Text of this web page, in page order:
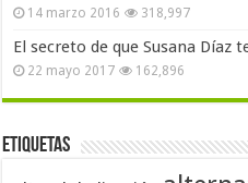
14 marzo 2016 318,997
El secreto de que Susana Díaz
22 mayo 2017 162,896
Etiquetas